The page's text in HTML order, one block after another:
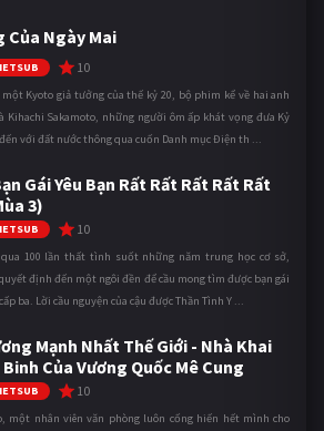
Của Ngày Mai
10
Kyoto giả tưởng của thế kỷ 20, bộ phim kể về hai anh
Kihachi Sakamoto, những người ôm ấp khát vọng đưa Kỷ
với đất nước thông qua cuốn Danh mục Điện th ...
Gái Yêu Bạn Rất Rất Rất Rất Rất
3)
10
100 lần thất tình suốt những năm trung học cơ sở,
định đến một ngôi đền để cầu mong tìm được bạn gái
ba. Lời cầu nguyện của cậu được Thần Tình Y ...
Mạnh Nhất Thế Giới - Nhà Khai
Của Vương Quốc Mê Cung
10
một nhân viên văn phòng luôn cống hiến hết mình cho